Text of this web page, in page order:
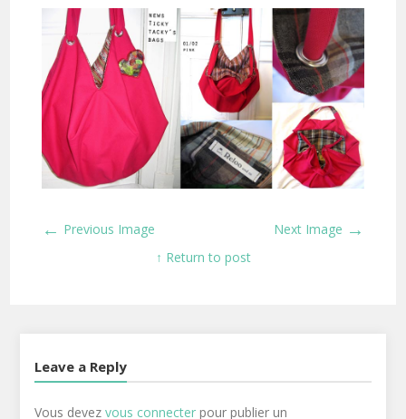
← Previous Image Next Image →
↑ Return to post
Leave a Reply
Vous devez vous connecterpour publier un